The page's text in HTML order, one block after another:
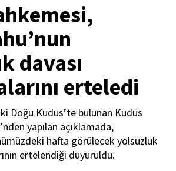
davası
erteledi
Doğu Kudüs’te bulunan Kudüs
yapılan açıklamada,
hafta görülecek yolsuzluk
ertelendiği duyuruldu.